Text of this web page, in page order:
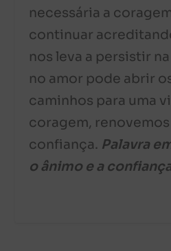
necessária a
continuar
nos leva a persistir
no amor pode abrir
caminhos para uma
coragem, renovemos
confiança. Palavra
o ânimo e a